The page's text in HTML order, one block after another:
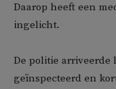
Daarop heeft een
ingelicht.
De politie arriveerde
geïnspecteerd en